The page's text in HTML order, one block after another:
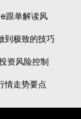
跟单解读风
到极致的技巧
资风险控制
情走势要点